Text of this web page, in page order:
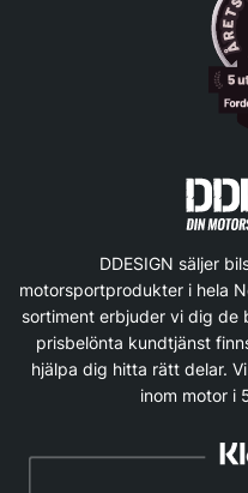
DDESIGN säljer
motorsportprodukter i hela
sortiment erbjuder vi dig de
prisbelönta kundtjänst
hjälpa dig hitta rätt delar.
inom motor i